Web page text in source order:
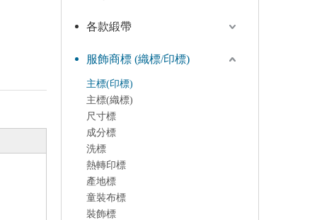
各款緞帶
服飾商標 (織標/印標)
主標(印標)
主標(織標)
尺寸標
成分標
洗標
熱轉印標
產地標
童裝布標
裝飾標